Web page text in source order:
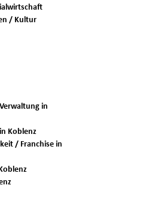
/ Kultur
in
Jobs für Medizin und Gesundheit in Koblenz
/ Franchise in
/ Beratung in Koblenz
Koblenz